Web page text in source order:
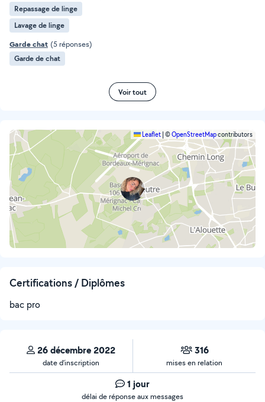
Repassage de linge
Lavage de linge
Garde chat (5 réponses)
Garde de chat
Voir tout
Leaflet ©OpenStreetMapcontributors
Certifications / Diplômes
bac pro
26 décembre 2022
date d’inscription
316
mises en relation
1 jour
délai de réponse aux messages